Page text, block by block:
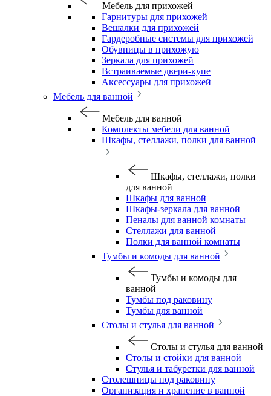
Мебель для прихожей
Гарнитуры для прихожей
Вешалки для прихожей
Гардеробные системы для прихожей
Обувницы в прихожую
Зеркала для прихожей
Встраиваемые двери-купе
Аксессуары для прихожей
Мебель для ванной
Мебель для ванной
Комплекты мебели для ванной
Шкафы, стеллажи, полки для ванной
Шкафы, стеллажи, полки
для ванной
Шкафы для ванной
Шкафы-зеркала для ванной
Пеналы для ванной комнаты
Стеллажи для ванной
Полки для ванной комнаты
Тумбы и комоды для ванной
Тумбы и комоды для
ванной
Тумбы под раковину
Тумбы для ванной
Столы и стулья для ванной
Столы и стулья для ванной
Столы и стойки для ванной
Стулья и табуретки для ванной
Столешницы под раковину
Организация и хранение в ванной